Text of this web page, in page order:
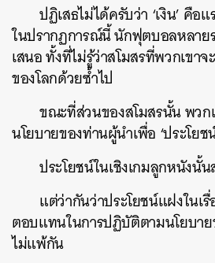
ปฏิเสธไม่ได้ครับว่า ‘เงิน’ คื
ในปรากฏการณ์นี้ นักฟุตบอลหลาย
เสนอ ทั้งที่ไม่รู้ว่าสโมสรที่พวกเขา
ของโลกด้วยซ้ำไป
ขณะที่ส่วนของสโมสรนั้น พวก
นโยบายของท่านผู้นำเพื่อ ‘ประโยช
ประโยชน์ในเชิงเกมลูกหนังนั้
แต่ว่ากันว่าประโยชน์แฝงในเ
ตอบแทนในการปฏิบัติตามนโยบา
ไม่แพ้กัน